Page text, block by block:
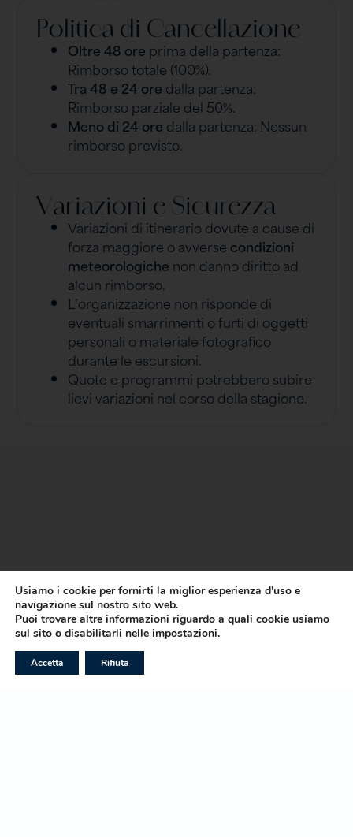
Politica di Cancellazione
Oltre 48 ore prima della partenza:
Rimborso totale (100%).
Tra 48 e 24 ore dalla partenza:
Rimborso parziale del 50%.
Meno di 24 ore dalla partenza: Nessun
rimborso previsto.
Variazioni e Sicurezza
Variazioni di itinerario dovute a cause di
forza maggiore o avverse condizioni
meteorologiche non danno diritto ad
alcun rimborso.
L’organizzazione non risponde di
eventuali smarrimenti o furti di oggetti
personali o materiale fotografico
durante le escursioni.
Quote e programmi potrebbero subire
lievi variazioni nel corso della stagione.
CHIAMA ORAWHATSAPPE-MAIL
RICHIEDI INFORMAZIONI
Usiamo i cookie per fornirti la miglior esperienza d'uso e
navigazione sul nostro sito web.
Puoi trovare altre informazioni riguardo a quali cookie usiamo
sul sito o disabilitarli nelle impostazioni.
Accetta Rifiuta